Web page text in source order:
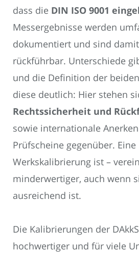
dass die DIN ISO 9001
Messergebnisse werden
dokumentiert und sind
rückführbar. Unterschiede
und die Definition der
diese deutlich: Hier stehen
Rechtssicherheit und
sowie internationale
Prüfscheine gegenüber. Eine
Werkskalibrierung ist –
minderwertiger, auch wenn
ausreichend ist.
Die Kalibrierungen der
hochwertiger und für viele